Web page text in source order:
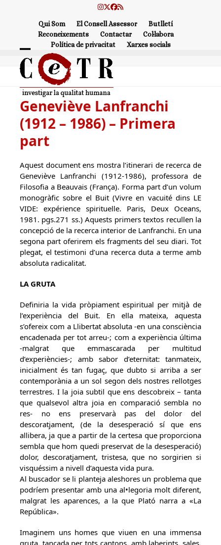
Instagram
Twitter
Facebook
RSS
Qui Som El Consell Assessor
Butlletí
Reconeixements
Contactar
Col·labora
Política de privacitat
Xarxes socials
Open
mobile
menu
Close
mobile
menu
Geneviève Lanfranchi
(1912 – 1986) – Primera
part
Aquest document ens mostra l’itinerari de recerca de
Geneviève Lanfranchi (1912-1986), professora de
Filosofia a Beauvais (França). Forma part d’un volum
monogràfic sobre el Buit (Vivre en vacuité dins LE
VIDE: expérience spirituelle. Paris, Deux Oceans,
1981. pgs.271 ss.) Aquests primers textos recullen la
concepció de la recerca interior de Lanfranchi. En una
segona part oferirem els fragments del seu diari. Tot
plegat, el testimoni d’una recerca duta a terme amb
absoluta radicalitat.
LA GRUTA
Definiria la vida pròpiament espiritual per mitjà de
l’experiència del Buit. En ella mateixa, aquesta
s’ofereix com a Llibertat absoluta -en una consciència
encadenada per tot arreu-; com a experiència última
-malgrat que emmascarada per multitud
d’experiències-; amb sabor d’eternitat: tanmateix,
inicialment és tan fugaç, que dubto si arriba a ser
contemporània a un sol segon dels nostres rellotges
terrestres. I la joia subtil que ens descobreix – tanta
que qualsevol altra joia en comparació sembla no
res- no ens preservarà pas del dolor del
descoratjament, (de la desesperació sí que ens
allibera, ja que a partir de la certesa que proporciona
sembla que hom quedi preservat de la desesperació)
dolor, descoratjament, tristesa, que no sorgirien si
visquéssim a nivell d’aquesta vida pura.
Al buscador se li planteja aleshores un problema que
podríem presentar amb una al•legoria molt diferent,
malgrat les aparences, a la que Plató narra a «La
República».
Imaginem uns homes que viuen en una immensa
gruta, tancada per tots cantons, amb laberints, sales,